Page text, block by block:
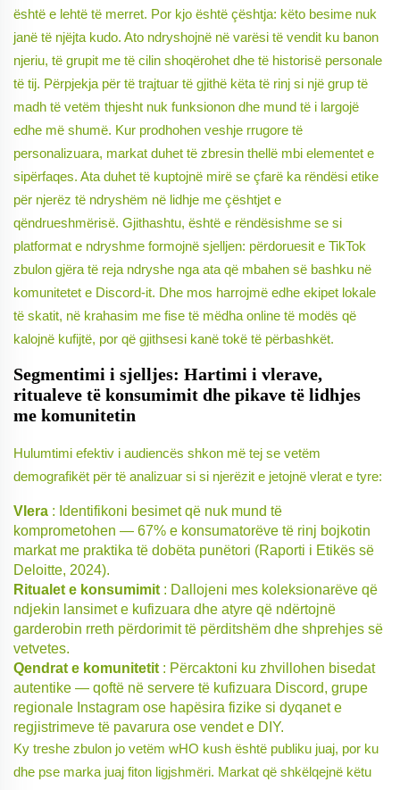
është e lehtë të merret. Por kjo është çështja: këto besime nuk
janë të njëjta kudo. Ato ndryshojnë në varësi të vendit ku banon
njeriu, të grupit me të cilin shoqërohet dhe të historisë personale
të tij. Përpjekja për të trajtuar të gjithë këta të rinj si një grup të
madh të vetëm thjesht nuk funksionon dhe mund të i largojë
edhe më shumë. Kur prodhohen veshje rrugore të
personalizuara, markat duhet të zbresin thellë mbi elementet e
sipërfaqes. Ata duhet të kuptojnë mirë se çfarë ka rëndësi etike
për njerëz të ndryshëm në lidhje me çështjet e
qëndrueshmërisë. Gjithashtu, është e rëndësishme se si
platformat e ndryshme formojnë sjelljen: përdoruesit e TikTok
zbulon gjëra të reja ndryshe nga ata që mbahen së bashku në
komunitetet e Discord-it. Dhe mos harrojmë edhe ekipet lokale
të skatit, në krahasim me fise të mëdha online të modës që
kalojnë kufijtë, por që gjithsesi kanë tokë të përbashkët.
Segmentimi i sjelljes: Hartimi i vlerave,
ritualeve të konsumimit dhe pikave të lidhjes
me komunitetin
Hulumtimi efektiv i audiencës shkon më tej se vetëm
demografikët për të analizuar si si njerëzit e jetojnë vlerat e tyre:
Vlera : Identifikoni besimet që nuk mund të
komprometohen — 67% e konsumatorëve të rinj bojkotin
markat me praktika të dobëta punëtori (Raporti i Etikës së
Deloitte, 2024).
Ritualet e konsumimit : Dallojeni mes koleksionarëve që
ndjekin lansimet e kufizuara dhe atyre që ndërtojnë
garderobin rreth përdorimit të përditshëm dhe shprehjes së
vetvetes.
Qendrat e komunitetit : Përcaktoni ku zhvillohen bisedat
autentike — qoftë në servere të kufizuara Discord, grupe
regionale Instagram ose hapësira fizike si dyqanet e
regjistrimeve të pavarura ose vendet e DIY.
Ky treshe zbulon jo vetëm wHO kush është publiku juaj, por ku
dhe pse marka juaj fiton ligjshmëri. Markat që shkëlqejnë këtu